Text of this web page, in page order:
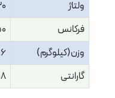
ولتاژ
220 ولت
فرکانس
وزن(کیلوگرم)
گارانتی